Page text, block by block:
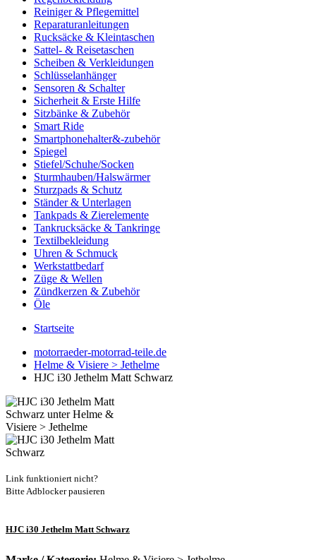
Reiniger & Pflegemittel
Reparaturanleitungen
Rucksäcke & Kleintaschen
Sattel- & Reisetaschen
Scheiben & Verkleidungen
Schlüsselanhänger
Sensoren & Schalter
Sicherheit & Erste Hilfe
Sitzbänke & Zubehör
Smart Ride
Smartphonehalter&-zubehör
Spiegel
Stiefel/Schuhe/Socken
Sturmhauben/Halswärmer
Sturzpads & Schutz
Ständer & Unterlagen
Tankpads & Zierelemente
Tankrucksäcke & Tankringe
Textilbekleidung
Uhren & Schmuck
Werkstattbedarf
Züge & Wellen
Zündkerzen & Zubehör
Öle
Startseite
motorraeder-motorrad-teile.de
Helme & Visiere > Jethelme
HJC i30 Jethelm Matt Schwarz
Link funktioniert nicht?
Bitte Adblocker pausieren
HJC i30 Jethelm Matt Schwarz